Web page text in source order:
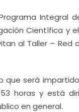
Integral
Científica y
al Taller – Red
será
horas y está
en general.